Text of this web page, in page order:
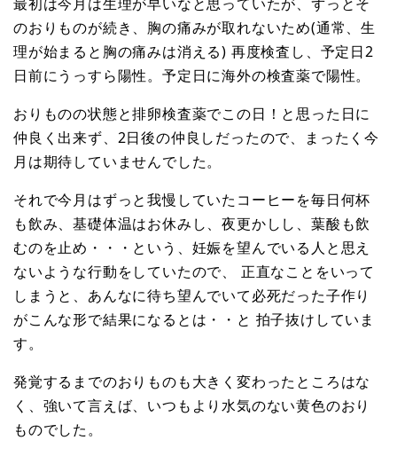
のおりものが続き、胸の痛みが取れないため(通常、生
理が始まると胸の痛みは消える) 再度検査し、予定日2
日前にうっすら陽性。予定日に海外の検査薬で陽性。
おりものの状態と排卵検査薬でこの日！と思った日に
仲良く出来ず、2日後の仲良しだったので、まったく今
月は期待していませんでした。
それで今月はずっと我慢していたコーヒーを毎日何杯
も飲み、基礎体温はお休みし、夜更かしし、葉酸も飲
むのを止め・・・という、妊娠を望んでいる人と思え
ないような行動をしていたので、 正直なことをいって
しまうと、あんなに待ち望んでいて必死だった子作り
がこんな形で結果になるとは・・と 拍子抜けしていま
す。
発覚するまでのおりものも大きく変わったところはな
く、強いて言えば、いつもより水気のない黄色のおり
ものでした。